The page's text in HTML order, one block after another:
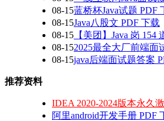
08-15蓝桥杯Java试题 PDF
08-15Java八股文 PDF 下载
08-15 【美团】Java 岗 154
08-152025最全大厂前端面
08-15java后端面试题答案
推荐资料
IDEA 2020-2024版本永久
阿里android开发手册 PDF